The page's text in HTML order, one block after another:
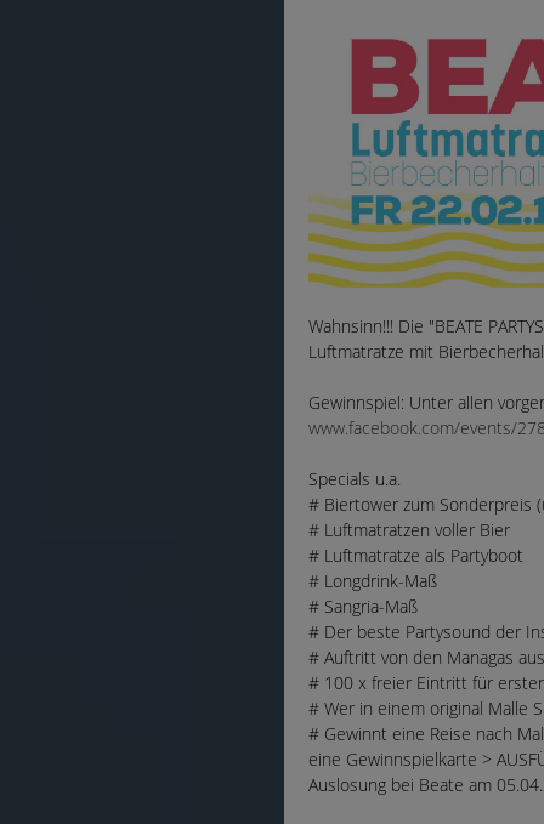
Wahnsinn!!! Die "BEATE
Luftmatratze mit
Gewinnspiel: Unter allen
www.facebook.com/events/
Specials u.a.
# Biertower zum Sonderpreis
# Luftmatratzen voller Bier
# Luftmatratze als Partyboot
# Longdrink-Maß
# Sangria-Maß
# Der beste Partysound der
# Auftritt von den Managas
# 100 x freier Eintritt für
# Wer in einem original Malle
# Gewinnt eine Reise nach
eine Gewinnspielkarte >
Auslosung bei Beate am